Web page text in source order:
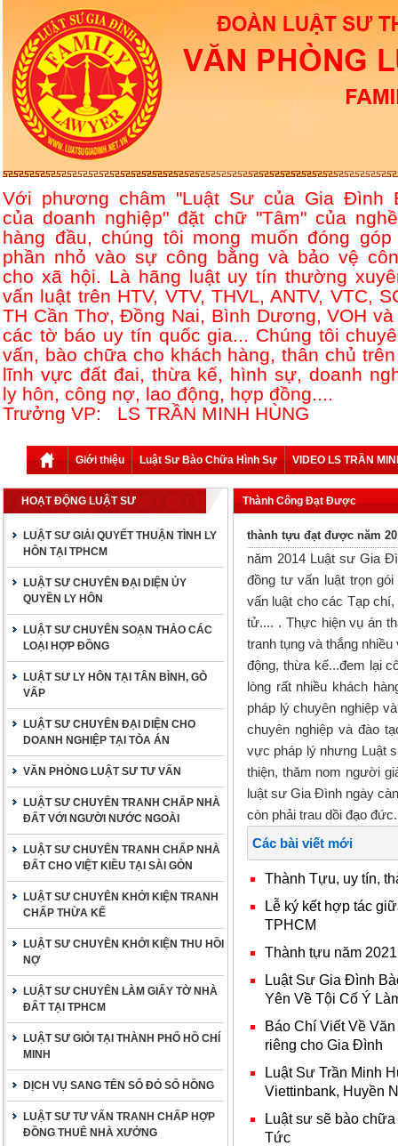
Với phương châm "Luật Sư của Gia Đình
của doanh nghiệp" đặt chữ "Tâm" của
hàng đầu, chúng tôi mong muốn đóng góp
phần nhỏ vào sự công bằng và bảo vệ
cho xã hội. Là hãng luật uy tín thường
vấn luật trên HTV, VTV, THVL, ANTV, VTC,
TH Cần Thơ, Đồng Nai, Bình Dương, VOH và
các tờ báo uy tín quốc gia... Chúng tôi
vấn, bào chữa cho khách hàng, thân chủ
lĩnh vực đất đai, thừa kế, hình sự, doanh
ly hôn, công nợ, lao động, hợp đồng....
Trưởng VP: LS TRẦN MINH HÙNG
Giới thiệu Luật Sư Bào Chữa Hình Sự VIDEO LS TRẦN
HOẠT ĐỘNG LUẬT SƯ
LUẬT SƯ GIẢI QUYẾT THUẬN TÌNH LY
HÔN TẠI TPHCM
LUẬT SƯ CHUYÊN ĐẠI DIỆN ỦY
QUYỀN LY HÔN
LUẬT SƯ CHUYÊN SOẠN THẢO CÁC
LOẠI HỢP ĐỒNG
LUẬT SƯ LY HÔN TẠI TÂN BÌNH, GÒ
VẤP
LUẬT SƯ CHUYÊN ĐẠI DIỆN CHO
DOANH NGHIỆP TẠI TÒA ÁN
VĂN PHÒNG LUẬT SƯ TƯ VẤN
LUẬT SƯ CHUYÊN TRANH CHẤP NHÀ
ĐẤT VỚI NGƯỜI NƯỚC NGOÀI
LUẬT SƯ CHUYÊN TRANH CHẤP NHÀ
ĐẤT CHO VIỆT KIỀU TẠI SÀI GÒN
LUẬT SƯ CHUYÊN KHỞI KIỆN TRANH
CHẤP THỪA KẾ
LUẬT SƯ CHUYÊN KHỞI KIỆN THU HỒI
NỢ
LUẬT SƯ CHUYÊN LÀM GIẤY TỜ NHÀ
ĐẤT TẠI TPHCM
LUẬT SƯ GIỎI TẠI THÀNH PHỐ HỒ CHÍ
MINH
DỊCH VỤ SANG TÊN SỔ ĐỎ SỔ HỒNG
LUẬT SƯ TƯ VẤN TRANH CHẤP HỢP
ĐỒNG THUÊ NHÀ XƯỞNG
Thành Công Đạt Được
thành tựu đạt được năm
năm 2014 Luật sư Gia
đồng tư vấn luật trọn
vấn luật cho các Tạp
tử.... . Thực hiện vụ án
tranh tụng và thắng
động, thừa kế...đem lại
lòng rất nhiều khách
pháp lý chuyên nghiệp
chuyên nghiệp và đào
vực pháp lý nhưng Luật
thiện, thăm nom người
luật sư Gia Đình ngày
còn phải trau dồi đạo đức.
Các bài viết mới
Thành Tựu, uy tín,
Lễ ký kết hợp tác
TPHCM
Thành tựu năm
Luật Sư Gia Đình
Yên Về Tội Cố Ý
Báo Chí Viết Về
riêng cho Gia Đình
Luật Sư Trần Minh
Viettinbank, Huyền
Luật sư sẽ bào
Tức